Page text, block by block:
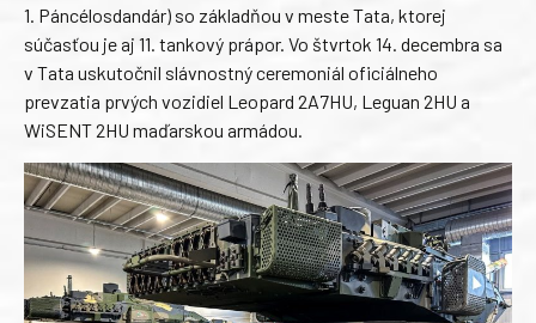
1. Páncélosdandár) so základňou v meste Tata, ktorej
súčasťou je aj 11. tankový prápor. Vo štvrtok 14. decembra sa
v Tata uskutočnil slávnostný ceremoniál oficiálneho
prevzatia prvých vozidiel Leopard 2A7HU, Leguan 2HU a
WiSENT 2HU maďarskou armádou.